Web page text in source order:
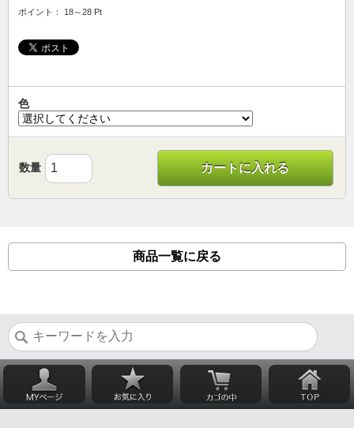
ポイント： 18～28 Pt
色
数量 カートに入れる
商品一覧に戻る